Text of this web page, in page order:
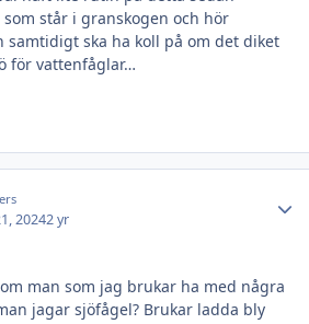
står i granskogen och hör
samtidigt ska ha koll på om det diket
för vattenfåglar…
20242 yr
man som jag brukar ha med några
jagar sjöfågel? Brukar ladda bly